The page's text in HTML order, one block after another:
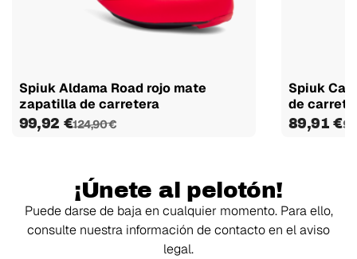
Spiuk Aldama Road rojo mate
zapatilla de carretera
99,92 €124,90 €
Spiuk
de
89,91 €
¡Únete al pelotón!
Puede darse de baja en cualquier momento. Para ello,
consulte nuestra información de contacto en el aviso
legal.